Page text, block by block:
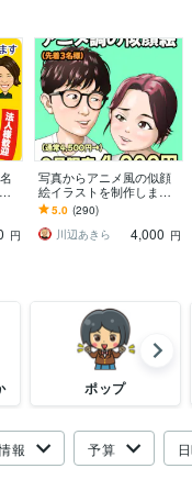
円
写真からアニメ風の似顔
絵イラストを制作します
SNSアイコンやプレゼン
トに、3〜4頭身のキャラ
クターを!
5.0 (290)
川辺あきら
4,000 円
ポップ
報 予算